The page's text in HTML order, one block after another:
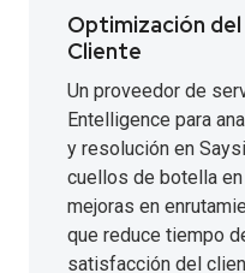
Optimización
Cliente
Un proveedor de
Entelligence para
y resolución en
cuellos de botella
mejoras en
que reduce tiempo
satisfacción del